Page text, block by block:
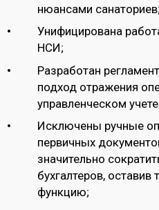
нюансами санаториев;
Унифицирована
НСИ;
Разработан
подход отражения
управленческом
Исключены ручные
первичных
значительно
бухгалтеров,
функцию;